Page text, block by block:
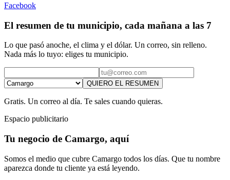
Facebook
El resumen de tu municipio, cada mañana a las 7
Lo que pasó anoche, el clima y el dólar. Un correo, sin relleno.
Nada más lo tuyo: eliges tu municipio.
QUIERO EL RESUMEN
Gratis. Un correo al día. Te sales cuando quieras.
Espacio publicitario
Tu negocio de Camargo, aquí
Somos el medio que cubre Camargo todos los días. Que tu nombre
aparezca donde tu cliente ya está leyendo.